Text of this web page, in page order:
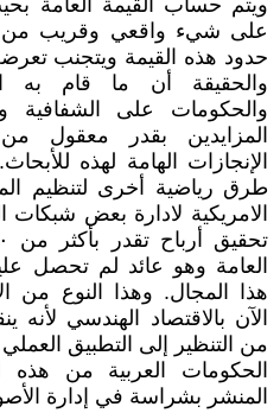
ويتم حساب القيمة العامة
على شيء واقعي وقريب من
حدود هذه القيمة ويتجنب
والحقيقة أن ما قام به
والحكومات على الشفافية
المزايدين بقدر معقول
الإنجازات الهامة لهذه
طرق رياضية أخرى لتنظيم
الامريكية لادارة بعض شبكات
العامة وهو عائد لم تحصل
هذا المجال. وهذا النوع من
الآن بالاقتصاد الهندسي لأنه
من التنظير إلى التطبيق
الحكومات العربية من هذه
المنشر بشراسة في إدارة